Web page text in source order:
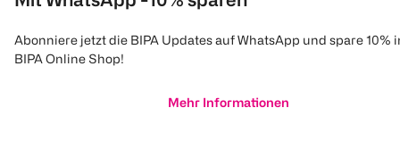
Abonniere jetzt die BIPA Updates auf WhatsApp und spare 10%
BIPA Online Shop!
Mehr Informationen